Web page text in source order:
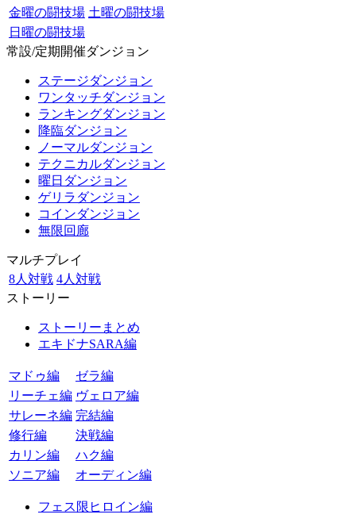
金曜の闘技場 土曜の闘技場
日曜の闘技場
常設/定期開催ダンジョン
ステージダンジョン
ワンタッチダンジョン
ランキングダンジョン
降臨ダンジョン
ノーマルダンジョン
テクニカルダンジョン
曜日ダンジョン
ゲリラダンジョン
コインダンジョン
無限回廊
マルチプレイ
8人対戦 4人対戦
ストーリー
ストーリーまとめ
エキドナSARA編
マドゥ編
ゼラ編
リーチェ編 ヴェロア編
サレーネ編 完結編
修行編
決戦編
カリン編
ハク編
ソニア編
オーディン編
フェス限ヒロイン編